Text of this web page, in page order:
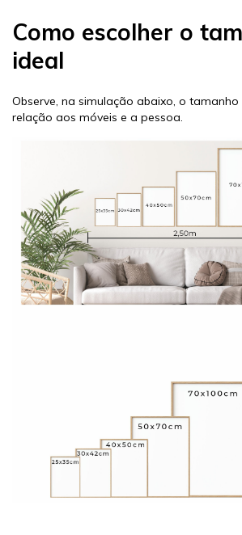
Como escolher o
ideal
Observe, na simulação abaixo, o
relação aos móveis e a pessoa.